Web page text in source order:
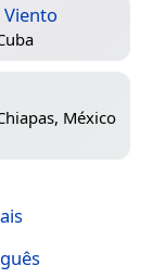
México